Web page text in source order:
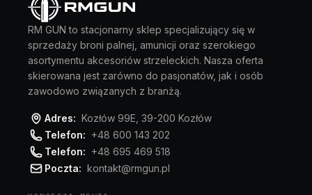
RM GUN to stacjonarny sklep specjalizujący się w
sprzedaży broni palnej, amunicji oraz szerokiego
asortymentu akcesoriów strzeleckich. Nasza oferta
skierowana jest zarówno do pasjonatów, jak i osób
zawodowo związanych z branżą.
Adres: Kozłów 99E, 39-200 Kozłów
Telefon: +48 600 143 202
Telefon: +48 695 469 518
Poczta: kontakt@rmgun.pl